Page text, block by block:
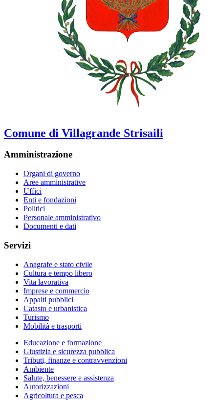
Comune di Villagrande Strisaili
Amministrazione
Organi di governo
Aree amministrative
Uffici
Enti e fondazioni
Politici
Personale amministrativo
Documenti e dati
Servizi
Anagrafe e stato civile
Cultura e tempo libero
Vita lavorativa
Imprese e commercio
Appalti pubblici
Catasto e urbanistica
Turismo
Mobilità e trasporti
Educazione e formazione
Giustizia e sicurezza pubblica
Tributi, finanze e contravvenzioni
Ambiente
Salute, benessere e assistenza
Autorizzazioni
Agricoltura e pesca